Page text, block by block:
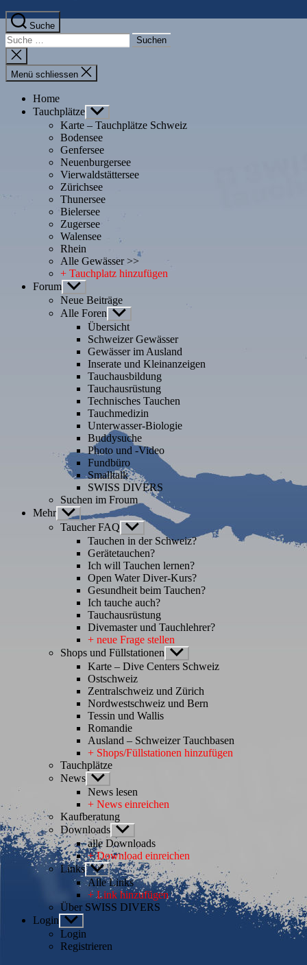
Suche
Suche
nach:
Suche
schliessen
Menü schliessen
Home
Tauchplätze Untermenü
anzeigen
Karte – Tauchplätze Schweiz
Bodensee
Genfersee
Neuenburgersee
Vierwaldstättersee
Zürichsee
Thunersee
Bielersee
Zugersee
Walensee
Rhein
Alle Gewässer >>
+ Tauchplatz hinzufügen
Forum Untermenü
anzeigen
Neue Beiträge
Alle Foren Untermenü
anzeigen
Übersicht
Schweizer Gewässer
Gewässer im Ausland
Inserate und Kleinanzeigen
Tauchausbildung
Tauchausrüstung
Technisches Tauchen
Tauchmedizin
Unterwasser-Biologie
Buddysuche
Photo und -Video
Fundbüro
Smalltalk
SWISS DIVERS
Suchen im Froum
Mehr Untermenü
anzeigen
Taucher FAQ Untermenü
anzeigen
Tauchen in der Schweiz?
Gerätetauchen?
Ich will Tauchen lernen?
Open Water Diver-Kurs?
Gesundheit beim Tauchen?
Ich tauche auch?
Tauchausrüstung
Divemaster und Tauchlehrer?
+ neue Frage stellen
Shops und Füllstationen Untermenü
anzeigen
Karte – Dive Centers Schweiz
Ostschweiz
Zentralschweiz und Zürich
Nordwestschweiz und Bern
Tessin und Wallis
Romandie
Ausland – Schweizer Tauchbasen
+ Shops/Füllstationen hinzufügen
Tauchplätze
News Untermenü
anzeigen
News lesen
+ News einreichen
Kaufberatung
Downloads Untermenü
anzeigen
alle Downloads
+ Download einreichen
Links Untermenü
anzeigen
Alle Links
+ Link hinzufügen
Über SWISS DIVERS
Login Untermenü
anzeigen
Login
Registrieren